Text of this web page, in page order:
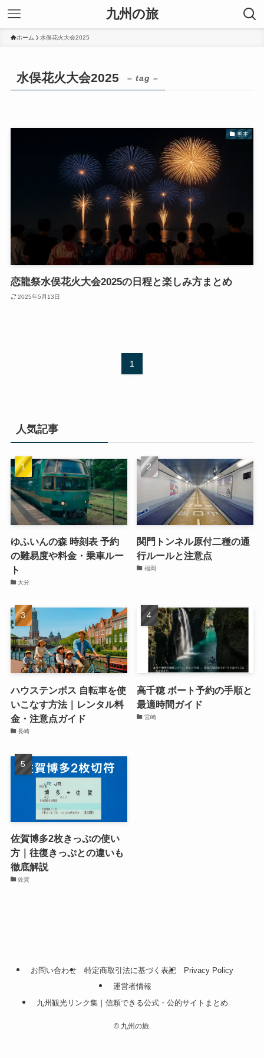
九州の旅
ホーム 水俣花火大会2025
水俣花火大会2025 – tag –
熊本
恋龍祭水俣花火大会2025の日程と楽しみ方まとめ
2025年5月13日
1
人気記事
ゆふいんの森 時刻表 予約
の難易度や料金・乗車ルー
ト
大分
関門トンネル原付二種の通
行ルールと注意点
福岡
ハウステンボス 自転車を使
いこなす方法｜レンタル料
金・注意点ガイド
長崎
高千穂 ボート予約の手順と
最適時間ガイド
宮崎
佐賀博多2枚きっぷの使い
方｜往復きっぷとの違いも
徹底解説
佐賀
お問い合わせ 特定商取引法に基づく表記
Privacy Policy
運営者情報
九州観光リンク集｜信頼できる公式・公的サイトまとめ
©九州の旅.